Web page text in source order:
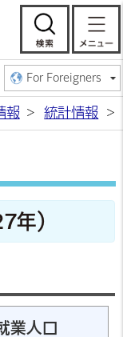
常陸大宮市公
検
For Foreigners
報 統計情報
年）
業人口